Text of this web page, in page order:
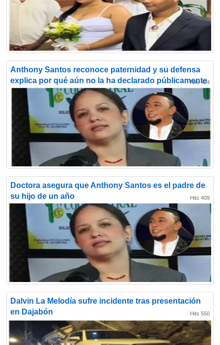
Anthony Santos reconoce paternidad y su defensa
explica por qué aún no la ha declarado públicamente
Hits 424
Doctora asegura que Anthony Santos es el padre de
su hijo de un año
Hits 409
Dalvin La Melodía sufre incidente tras presentación
en Dajabón
Hits 550